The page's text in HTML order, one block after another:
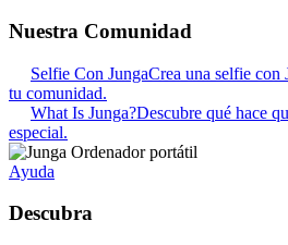
Nuestra Comunidad
Selfie Con JungaCrea una selfie con
tu comunidad.
What Is Junga?Descubre qué hace
especial.
Ayuda
Descubra